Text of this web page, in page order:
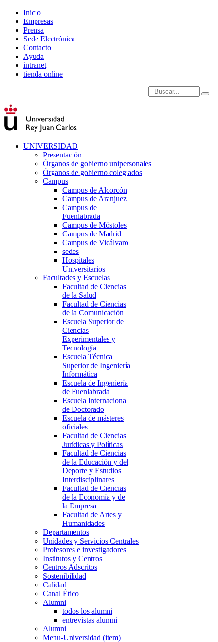
Inicio
Empresas
Prensa
Sede Electrónica
Contacto
Ayuda
intranet
tienda online
Introduce términos de
UNIVERSIDAD
Presentación
Órganos de gobierno unipersonales
Órganos de gobierno colegiados
Campus
Campus de Alcorcón
Campus de Aranjuez
Campus de
Fuenlabrada
Campus de Móstoles
Campus de Madrid
Campus de Vicálvaro
sedes
Hospitales
Universitarios
Facultades y Escuelas
Facultad de Ciencias
de la Salud
Facultad de Ciencias
de la Comunicación
Escuela Superior de
Ciencias
Experimentales y
Tecnología
Escuela Técnica
Superior de Ingeniería
Informática
Escuela de Ingeniería
de Fuenlabrada
Escuela Internacional
de Doctorado
Escuela de másteres
oficiales
Facultad de Ciencias
Jurídicas y Políticas
Facultad de Ciencias
de la Educación y del
Deporte y Estudios
Interdisciplinares
Facultad de Ciencias
de la Economía y de
la Empresa
Facultad de Artes y
Humanidades
Departamentos
Unidades y Servicios Centrales
Profesores e investigadores
Institutos y Centros
Centros Adscritos
Sostenibilidad
Calidad
Canal Ético
Alumni
todos los alumni
entrevistas alumni
Alumni
Menu-Universidad (item)